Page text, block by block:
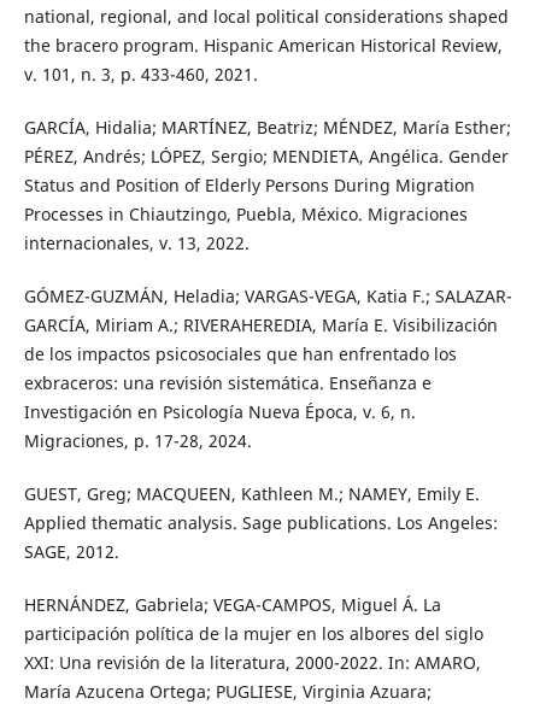
national, regional, and local political considerations shaped
the bracero program. Hispanic American Historical Review,
v. 101, n. 3, p. 433-460, 2021.
GARCÍA, Hidalia; MARTÍNEZ, Beatriz; MÉNDEZ, María Esther;
PÉREZ, Andrés; LÓPEZ, Sergio; MENDIETA, Angélica. Gender
Status and Position of Elderly Persons During Migration
Processes in Chiautzingo, Puebla, México. Migraciones
internacionales, v. 13, 2022.
GÓMEZ-GUZMÁN, Heladia; VARGAS-VEGA, Katia F.; SALAZAR-
GARCÍA, Miriam A.; RIVERAHEREDIA, María E. Visibilización
de los impactos psicosociales que han enfrentado los
exbraceros: una revisión sistemática. Enseñanza e
Investigación en Psicología Nueva Época, v. 6, n.
Migraciones, p. 17-28, 2024.
GUEST, Greg; MACQUEEN, Kathleen M.; NAMEY, Emily E.
Applied thematic analysis. Sage publications. Los Angeles:
SAGE, 2012.
HERNÁNDEZ, Gabriela; VEGA-CAMPOS, Miguel Á. La
participación política de la mujer en los albores del siglo
XXI: Una revisión de la literatura, 2000-2022. In: AMARO,
María Azucena Ortega; PUGLIESE, Virginia Azuara;